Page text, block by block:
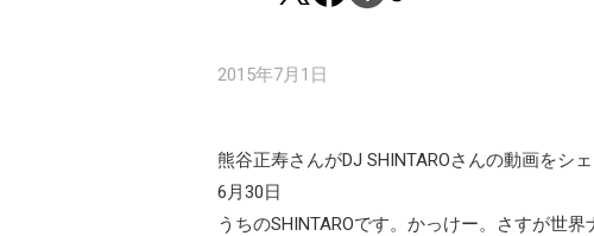
2015年7月1日
熊谷正寿さんがDJ SHINTAROさんの動画をシェ
6月30日
うちのSHINTAROです。かっけー。さすが世界